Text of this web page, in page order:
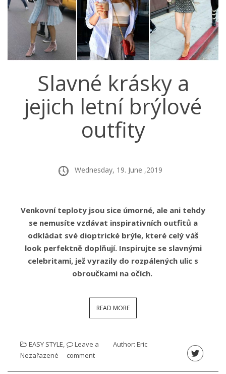
Slavné krásky a
jejich letní brýlové
outfity
Wednesday, 19. June ,2019
Venkovní teploty jsou sice úmorné, ale ani tehdy
se nemusíte vzdávat inspirativních outfitů a
odkládat své dioptrické brýle, které celý váš
look perfektně doplňují. Inspirujte se slavnými
celebritami, jež vyrazily do rozpálených ulic s
obroučkami na očích.
READ MORE
EASY STYLE,
Nezařazené
Leave a
comment
Author: Eric